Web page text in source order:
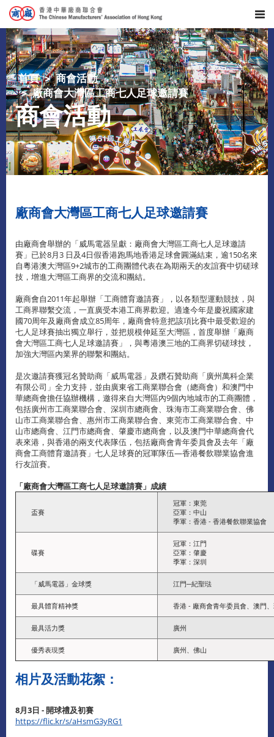
首頁
商會活動
廠商會大灣區工商七人足球邀請賽
商會活動
廠商會大灣區工商七人足球邀請賽
由廠商會舉辦的「威馬電器呈獻：廠商會大灣區工商七人足球邀請
賽」已於8月3 日及4日假香港跑馬地香港足球會圓滿結束，逾150名來
自粵港澳大灣區9+2城市的工商團體代表在為期兩天的友誼賽中切磋球
技，增進大灣區工商界的交流和團結。
廠商會自2011年起舉辦「工商體育邀請賽」，以各類型運動競技，與
工商界聯繫交流，一直廣受本港工商界歡迎。適逢今年是慶祝國家建
國70周年及廠商會成立85周年，廠商會特意把該項比賽中最受歡迎的
七人足球賽抽出獨立舉行，並把規模伸延至大灣區，首度舉辦「廠商
會大灣區工商七人足球邀請賽」，與粵港澳三地的工商界切磋球技，
加強大灣區內業界的聯繫和團結。
是次邀請賽獲冠名贊助商「威馬電器」及鑽石贊助商「廣州萬科企業
有限公司」全力支持，並由廣東省工商業聯合會（總商會）和澳門中
華總商會擔任協辦機構，邀得來自大灣區內9個內地城市的工商團體，
包括廣州市工商業聯合會、深圳市總商會、珠海市工商業聯合會、佛
山市工商業聯合會、惠州市工商業聯合會、東莞市工商業聯合會、中
山市總商會、江門市總商會、肇慶市總商會，以及澳門中華總商會代
表來港，與香港的兩支代表隊伍，包括廠商會青年委員會及去年「廠
商會工商體育邀請賽」七人足球賽的冠軍隊伍—香港餐飲聯業協會進
行友誼賽。
「廠商會大灣區工商七人足球邀請賽」成績
盃賽
冠軍：東莞
亞軍：中山
季軍：香港 - 香港餐飲聯業協會
碟賽
冠軍：江門
亞軍：肇慶
季軍：深圳
「威馬電器」金球獎 江門─紀聖琺
最具體育精神獎 香港 - 廠商會青年委員會、澳門
最具活力獎 廣州
優秀表現獎 廣州、佛山
相片及活動花絮：
8月3日 - 開球禮及初賽
https://flic.kr/s/aHsmG3yRG1